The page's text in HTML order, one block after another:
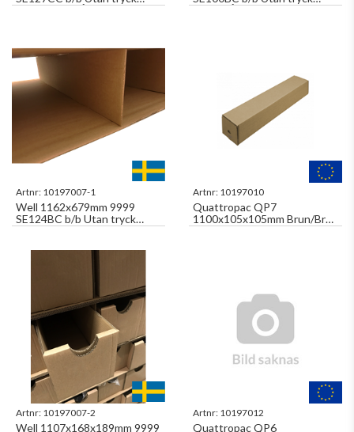
MODUL BYRÅ
BRED LÅDA (2 ST) PER
Artnr: 10197007-1
Well 1162x679mm 9999
SE124BC b/b Utan tryck
FÖRSTÄRKNINGSSKIVOR
Artnr: 10197010
Quattropac QP7
1100x105x105mm Brun/Brun
Fyrkantshylsa Med
Artnr: 10197007-2
Well 1107x168x189mm 9999
Artnr: 10197012
Quattropac QP6